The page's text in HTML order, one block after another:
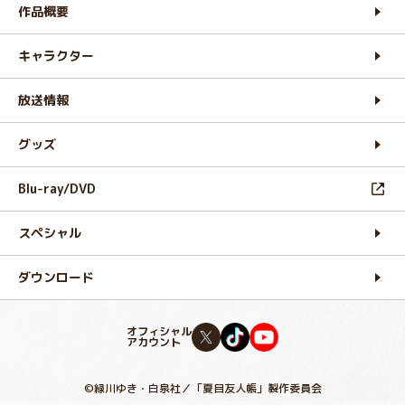
作品概要
キャラクター
放送情報
グッズ
Blu-ray/DVD
スペシャル
ダウンロード
オフィシャル
アカウント
©緑川ゆき・白泉社／「夏目友人帳」製作委員会